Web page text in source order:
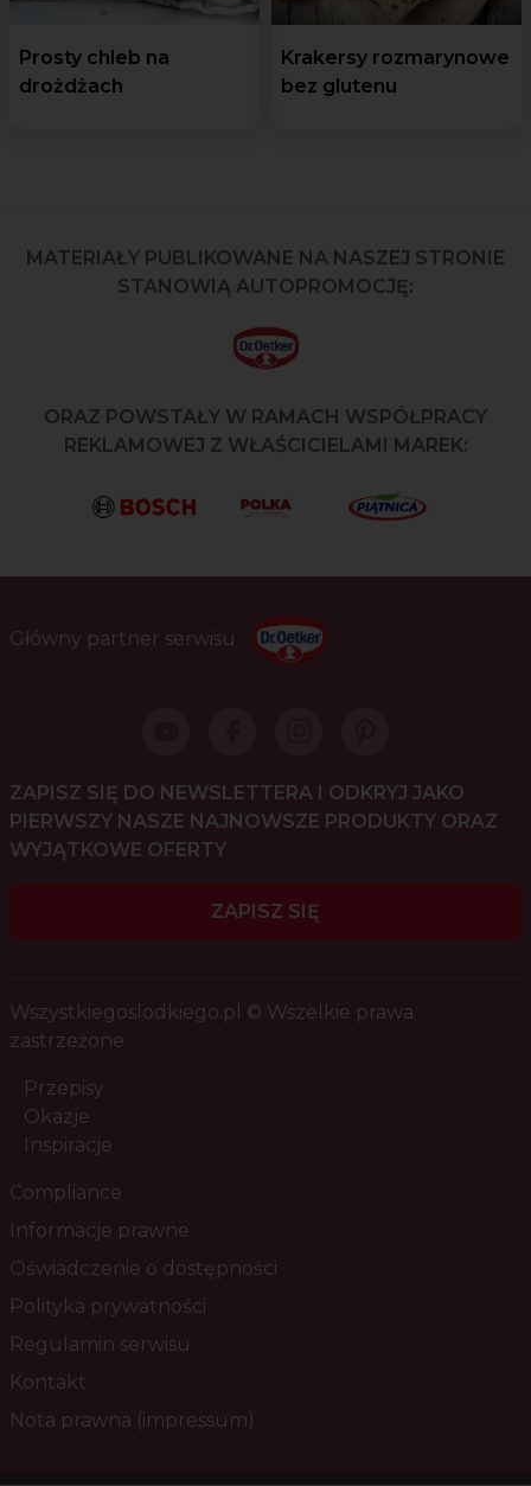
Prosty chleb na
drożdżach
Krakersy rozmarynowe
bez glutenu
MATERIAŁY PUBLIKOWANE NA NASZEJ STRONIE
STANOWIĄ AUTOPROMOCJĘ:
ORAZ POWSTAŁY W RAMACH WSPÓŁPRACY
REKLAMOWEJ Z WŁAŚCICIELAMI MAREK:
Główny partner serwisu
ZAPISZ SIĘ DO NEWSLETTERA I ODKRYJ JAKO
PIERWSZY NASZE NAJNOWSZE PRODUKTY ORAZ
WYJĄTKOWE OFERTY
ZAPISZ SIĘ
Wszystkiegoslodkiego.pl © Wszelkie prawa
zastrzeżone
Przepisy
Okazje
Inspiracje
Compliance
Informacje prawne
Oświadczenie o dostępności
Polityka prywatności
Regulamin serwisu
Kontakt
Nota prawna (impressum)